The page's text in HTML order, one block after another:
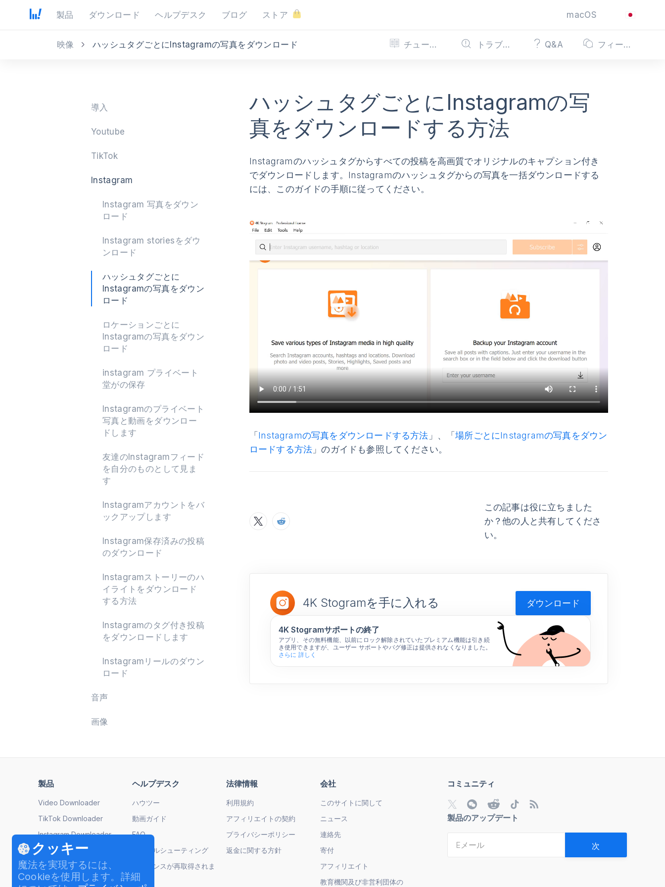
製品 ダウンロード ヘルプデスク ブログ ストア macOS
次
映像 ハッシュタグごとにInstagramの写真をダウンロード チュートリアル トラブルシューティング Q&A フィードバック
導入
Youtube
TikTok
Instagram
Instagram 写真をダウン
ロード
Instagram storiesをダウ
ンロード
ハッシュタグごとに
Instagramの写真をダウン
ロード
ロケーションごとに
Instagramの写真をダウン
ロード
instagram プライベート
堂がの保存
Instagramのプライベート
写真と動画をダウンロー
ドします
友達のInstagramフィード
を自分のものとして見ま
す
Instagramアカウントをバ
ックアップします
Instagram保存済みの投稿
のダウンロード
Instagramストーリーのハ
イライトをダウンロード
する方法
Instagramのタグ付き投稿
をダウンロードします
Instagramリールのダウン
ロード
音声
画像
ハッシュタグごとにInstagramの写
真をダウンロードする方法
Instagramのハッシュタグからすべての投稿を高画質でオリジナルのキャプション付き
でダウンロードします。Instagramのハッシュタグからの写真を一括ダウンロードする
には、このガイドの手順に従ってください。
「 Instagramの写真をダウンロードする方法 」、「場所ごとにInstagramの写真をダウン
ロードする方法 」のガイドも参照してください。
この記事は役に立ちました
か？他の人と共有してくださ
い。
4K Stogramを手に入れる ダウンロード
4K Stogramサポートの終了
アプリ、その無料機能、以前にロック解除されていたプレミアム機能は引き続
き使用できますが、ユーザー サポートやバグ修正は提供されなくなりました。
さらに 詳しく
クッキー
魔法を実現するには、
Cookieを使用します。詳細
製品
Video Downloader
TikTok Downloader
Instagram Downloader
YouTube to MP3
Image Compressor
Video to MP3
ヘルプデスク
ハウツー
動画ガイド
FAQ
トラブルシューティング
ライセンスが再取得されま
した
法律情報
利用規約
アフィリエイトの契約
プライバシーポリシー
返金に関する方針
会社
このサイトに関して
ニュース
連絡先
寄付
アフィリエイト
教育機関及び非営利団体の
コミュニティ
製品のアップデート
次